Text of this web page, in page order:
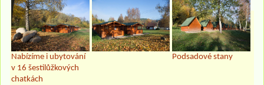
Nabízíme i ubytování
v 16 šestilůžkových
chatkách
Podsadové stany